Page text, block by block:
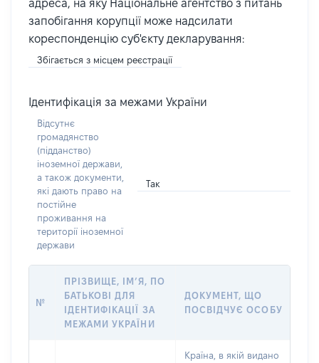
адреса, на яку Національне агентство з питань
запобігання корупції може надсилати
кореспонденцію суб'єкту декларування:
Збігається з місцем реєстрації
Ідентифікація за межами України
Відсутнє
громадянство
(підданство)
іноземної держави,
а також документи,
які дають право на
постійне
проживання на
території іноземної
держави
Так
№
ПРІЗВИЩЕ, ІМ’Я, ПО
БАТЬКОВІ ДЛЯ
ІДЕНТИФІКАЦІЇ ЗА
МЕЖАМИ УКРАЇНИ
ДОКУМЕНТ, ЩО
ПОСВІДЧУЄ ОСОБУ
Країна, в якій видано